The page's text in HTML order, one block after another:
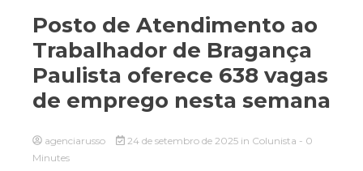
Posto de Atendimento ao
Trabalhador de Bragança
Paulista oferece 638 vagas
de emprego nesta semana
agenciarusso 24 de setembro de 2025 in Colunista - 0
Minutes